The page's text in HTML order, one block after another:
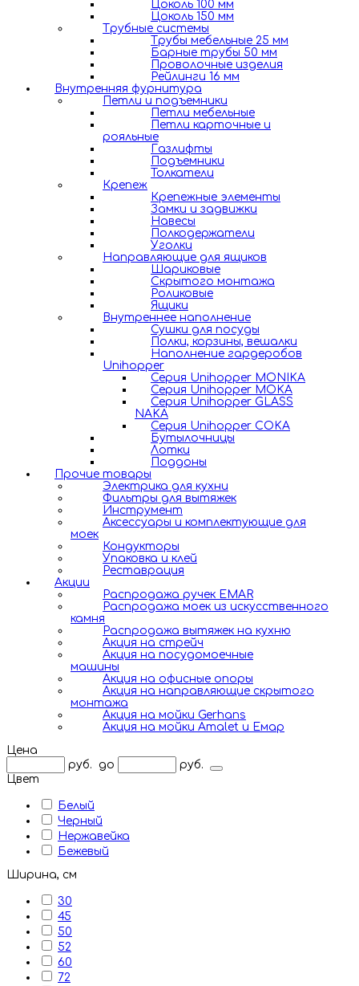
Цоколь 100 мм
Цоколь 150 мм
Трубные системы
Трубы мебельные 25 мм
Барные трубы 50 мм
Проволочные изделия
Рейлинги 16 мм
Внутренняя фурнитура
Петли и подъемники
Петли мебельные
Петли карточные и
рояльные
Газлифты
Подъемники
Толкатели
Крепеж
Крепежные элементы
Замки и задвижки
Навесы
Полкодержатели
Уголки
Направляющие для ящиков
Шариковые
Скрытого монтажа
Роликовые
Ящики
Внутреннее наполнение
Сушки для посуды
Полки, корзины, вешалки
Наполнение гардеробов
Unihopper
Серия Unihopper MONIKA
Серия Unihopper MOKA
Серия Unihopper GLASS
NAKA
Серия Unihopper COKA
Бутылочницы
Лотки
Поддоны
Прочие товары
Электрика для кухни
Фильтры для вытяжек
Инструмент
Аксессуары и комплектующие для
моек
Кондукторы
Упаковка и клей
Реставрация
Акции
Распродажа ручек EMAR
Распродажа моек из искусственного
камня
Распродажа вытяжек на кухню
Акция на стрейч
Акция на посудомоечные
машины
Акция на офисные опоры
Акция на направляющие скрытого
монтажа
Акция на мойки Gerhans
Акция на мойки Amalet и Емар
Цена
руб.
до
руб.
Цвет
Белый
Черный
Нержавейка
Бежевый
Ширина, см
30
45
50
52
60
72